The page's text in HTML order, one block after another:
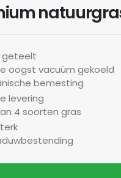
geteelt
oogst vacuüm gekoeld
bemesting
levering
4 soorten gras